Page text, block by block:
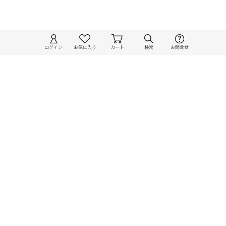
ログイン お気に入り カート 検索 お問合せ